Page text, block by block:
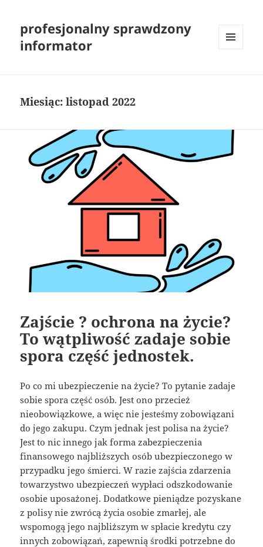
profesjonalny sprawdzony
informator
Miesiąc:listopad 2022
Zajście ? ochrona na życie?
To wątpliwość zadaje sobie
spora część jednostek.
Po co mi ubezpieczenie na życie? To pytanie zadaje
sobie spora część osób. Jest ono przecież
nieobowiązkowe, a więc nie jesteśmy zobowiązani
do jego zakupu. Czym jednak jest polisa na życie?
Jest to nic innego jak forma zabezpieczenia
finansowego najbliższych osób ubezpieczonego w
przypadku jego śmierci. W razie zajścia zdarzenia
towarzystwo ubezpieczeń wypłaci odszkodowanie
osobie uposażonej. Dodatkowe pieniądze pozyskane
z polisy nie zwrócą życia osobie zmarłej, ale
wspomogą jego najbliższym w spłacie kredytu czy
innych zobowiązań, zapewnią środki potrzebne do